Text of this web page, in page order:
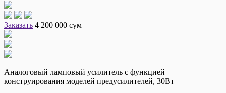
Заказать 4 200 000 сум
Aналоговый ламповый усилитель с функцией
конструирования моделей предусилителей, 30Вт